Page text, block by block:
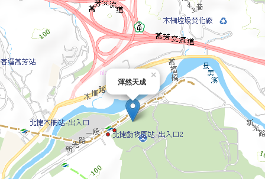
渾然天成
×